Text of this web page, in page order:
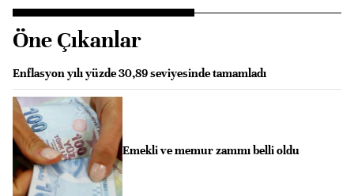
Öne Çıkanlar
Enflasyon yılı yüzde 30,89 seviyesinde tamamladı
Emekli ve memur zammı belli oldu